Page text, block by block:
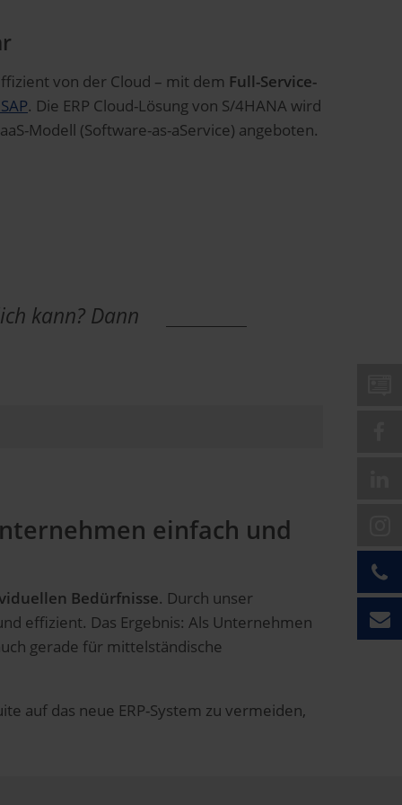
von der Cloud – mit dem Full-Service-
. Die ERP Cloud-Lösung von S/4HANA wird
Modell (Software-as-aService) angeboten.
kann? Dann
einfach und
Bedürfnisse. Durch unser
effizient. Das Ergebnis: Als Unternehmen
gerade für mittelständische
auf das neue ERP-System zu vermeiden,